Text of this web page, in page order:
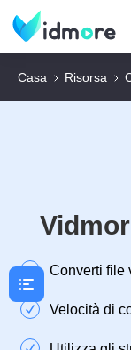
Casa Risorsa
Converti file
Velocità di